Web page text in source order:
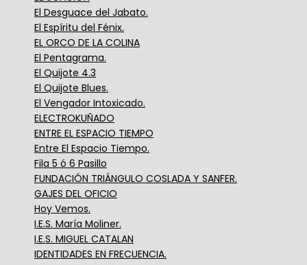
El Desguace del Jabato.
El Espíritu del Fénix.
EL ORCO DE LA COLINA
El Pentagrama.
El Quijote 4.3
El Quijote Blues.
El Vengador Intoxicado.
ELECTROKUÑADO
ENTRE EL ESPACIO TIEMPO
Entre El Espacio Tiempo.
Fila 5 ó 6 Pasillo
FUNDACIÓN TRIÁNGULO COSLADA Y SANFER.
GAJES DEL OFICIO
Hoy Vemos.
I.E.S. María Moliner.
I.E.S. MIGUEL CATALAN
IDENTIDADES EN FRECUENCIA.